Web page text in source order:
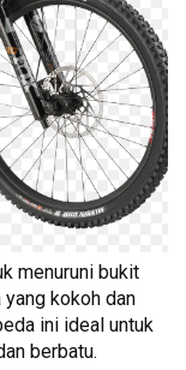
menuruni bukit
yang kokoh dan
ini ideal untuk
berbatu.